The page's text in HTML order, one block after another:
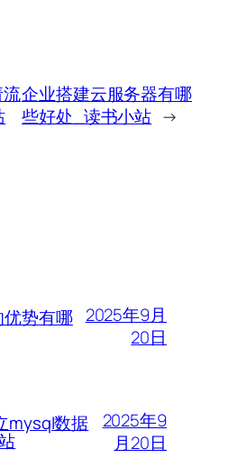
企业搭建云服务器有哪
些好处_读书小站 →
势有哪 2025年9月
20日
mysql数据
2025年9
月20日